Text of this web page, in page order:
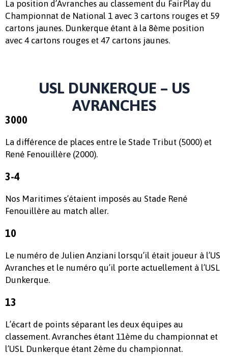
La position d’Avranches au classement du FairPlay du
Championnat de National 1 avec 3 cartons rouges et 59
cartons jaunes. Dunkerque étant à la 8ème position
avec 4 cartons rouges et 47 cartons jaunes.
USL DUNKERQUE – US
AVRANCHES
3000
La différence de places entre le Stade Tribut (5000) et
René Fenouillère (2000).
3-4
Nos Maritimes s’étaient imposés au Stade René
Fenouillère au match aller.
10
Le numéro de Julien Anziani lorsqu’il était joueur à l’US
Avranches et le numéro qu’il porte actuellement à l’USL
Dunkerque.
13
L’écart de points séparant les deux équipes au
classement. Avranches étant 11ème du championnat et
l’USL Dunkerque étant 2ème du championnat.